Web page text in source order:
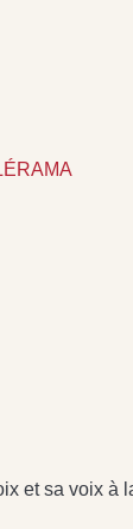
et sa voix à